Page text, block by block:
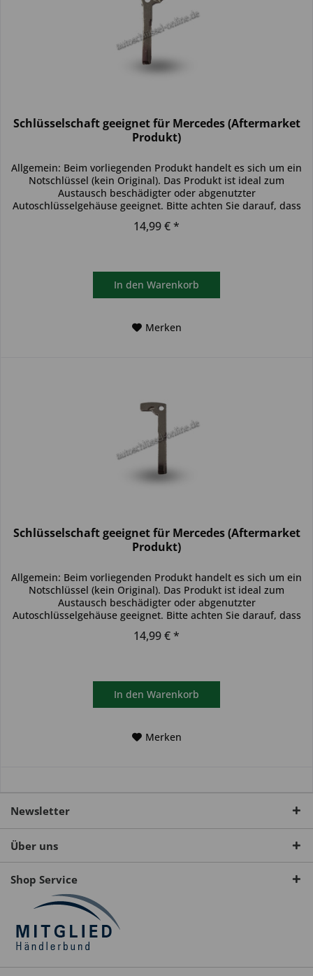
Schlüsselschaft geeignet für Mercedes (Aftermarket
Produkt)
Allgemein: Beim vorliegenden Produkt handelt es sich um ein
Notschlüssel (kein Original). Das Produkt ist ideal zum
Austausch beschädigter oder abgenutzter
Autoschlüsselgehäuse geeignet. Bitte achten Sie darauf, dass
14,99 € *
In den Warenkorb
Merken
Schlüsselschaft geeignet für Mercedes (Aftermarket
Produkt)
Allgemein: Beim vorliegenden Produkt handelt es sich um ein
Notschlüssel (kein Original). Das Produkt ist ideal zum
Austausch beschädigter oder abgenutzter
Autoschlüsselgehäuse geeignet. Bitte achten Sie darauf, dass
14,99 € *
In den Warenkorb
Merken
Newsletter
Über uns
Shop Service